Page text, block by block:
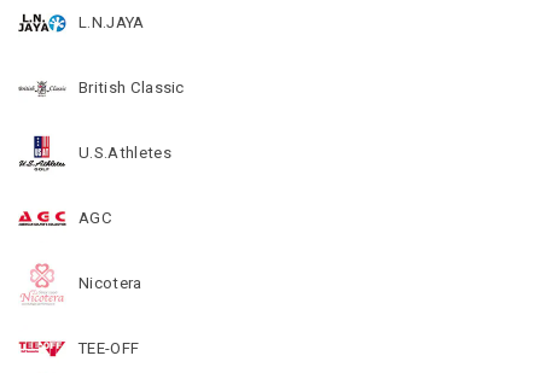
L.N.JAYA
British Classic
U.S.Athletes
AGC
Nicotera
TEE-OFF